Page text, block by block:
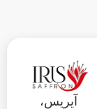
آیریس،